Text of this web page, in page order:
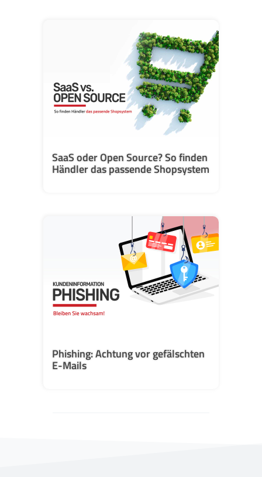
SaaS oder Open Source? So finden
Händler das passende Shopsystem
Phishing: Achtung vor gefälschten
E-Mails